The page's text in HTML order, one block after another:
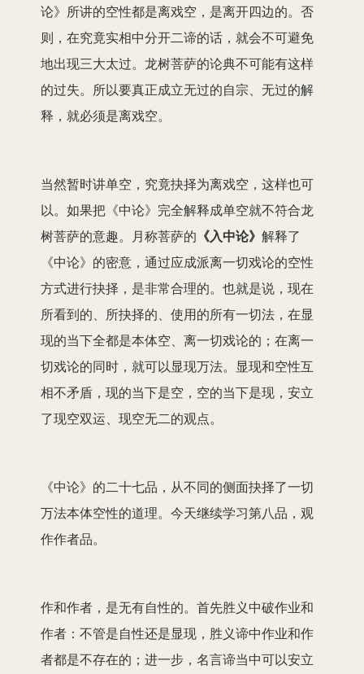
论》所讲的空性都是离戏空，是离开四边的。否
则，在究竟实相中分开二谛的话，就会不可避免
地出现三大太过。龙树菩萨的论典不可能有这样
的过失。所以要真正成立无过的自宗、无过的解
释，就必须是离戏空。
当然暂时讲单空，究竟抉择为离戏空，这样也可
以。如果把《中论》完全解释成单空就不符合龙
树菩萨的意趣。月称菩萨的 《入中论》 解释了
《中论》的密意，通过应成派离一切戏论的空性
方式进行抉择，是非常合理的。也就是说，现在
所看到的、所抉择的、使用的所有一切法，在显
现的当下全都是本体空、离一切戏论的；在离一
切戏论的同时，就可以显现万法。显现和空性互
相不矛盾，现的当下是空，空的当下是现，安立
了现空双运、现空无二的观点。
《中论》的二十七品，从不同的侧面抉择了一切
万法本体空性的道理。今天继续学习第八品，观
作作者品。
作和作者，是无有自性的。首先胜义中破作业和
作者：不管是自性还是显现，胜义谛中作业和作
者都是不存在的；进一步，名言谛当中可以安立